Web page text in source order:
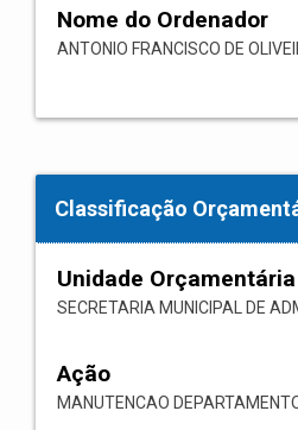
Nome do Ordenador
ANTONIO FRANCISCO DE
Classificação
Unidade Orçamentária
SECRETARIA MUNICIPAL DE
Ação
MANUTENCAO